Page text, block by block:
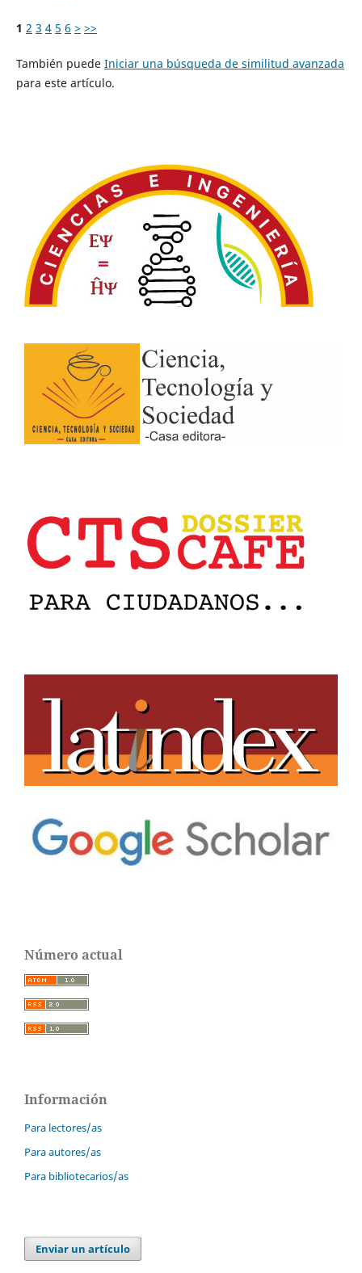
1 2 3 4 5 6 > >>
También puede Iniciar una búsqueda de similitud avanzada
para este artículo.
Número actual
Información
Para lectores/as
Para autores/as
Para bibliotecarios/as
Enviar un artículo